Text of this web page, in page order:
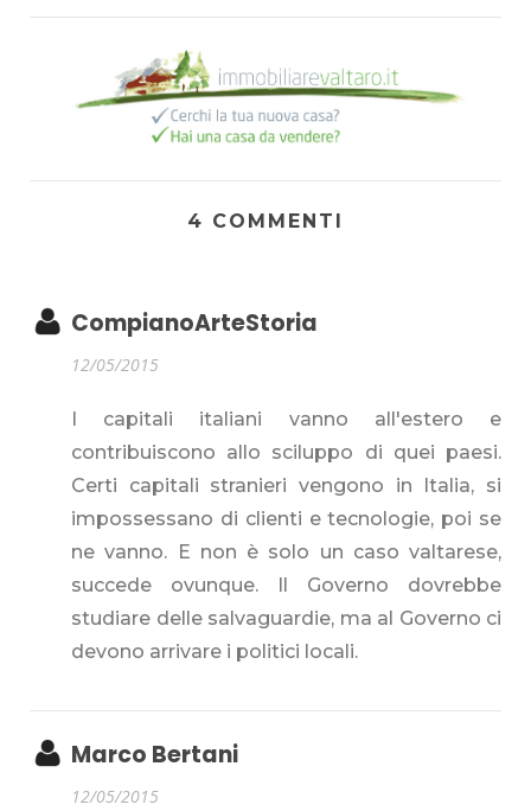
4 COMMENTI
CompianoArteStoria
12/05/2015
I capitali italiani vanno all'estero e
contribuiscono allo sciluppo di quei paesi.
Certi capitali stranieri vengono in Italia, si
impossessano di clienti e tecnologie, poi se
ne vanno. E non è solo un caso valtarese,
succede ovunque. Il Governo dovrebbe
studiare delle salvaguardie, ma al Governo ci
devono arrivare i politici locali.
Marco Bertani
12/05/2015